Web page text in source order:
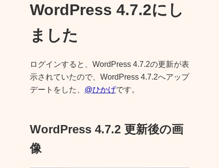
WordPress 4.7.2にし
ました
ログインすると、WordPress 4.7.2の更新が表
示されていたので、WordPress 4.7.2へアップ
デートをした、 @ひかげです。
WordPress 4.7.2 更新後の画
像